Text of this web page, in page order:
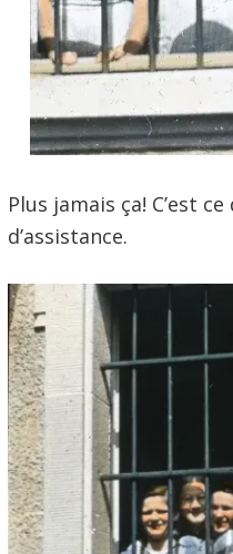
Plus jamais ça! C’est
d’assistance.